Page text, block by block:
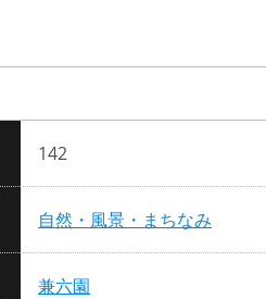
142
自然・風景・まちなみ
兼六園